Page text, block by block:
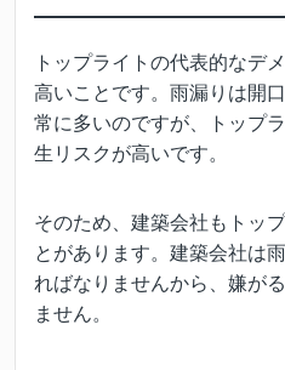
トップライトの代表的なデ
高いことです。雨漏りは開
常に多いのですが、トップ
生リスクが高いです。
そのため、建築会社もトッ
とがあります。建築会社は
ればなりませんから、嫌が
ません。